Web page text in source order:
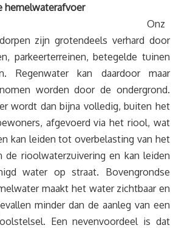
hemelwaterafvoer
Onz
zijn grotendeels verhard door
parkeerterreinen, betegelde tuinen
Regenwater kan daardoor maar
worden door de ondergrond.
wordt dan bijna volledig, buiten het
afgevoerd via het riool, wat
kan leiden tot overbelasting van het
de rioolwaterzuivering en kan leiden
water op straat. Bovengrondse
maakt het water zichtbaar en
minder dan de aanleg van een
Een nevenvoordeel is dat